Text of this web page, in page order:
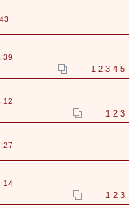
1 2 3 4 5
1 2 3
1 2 3